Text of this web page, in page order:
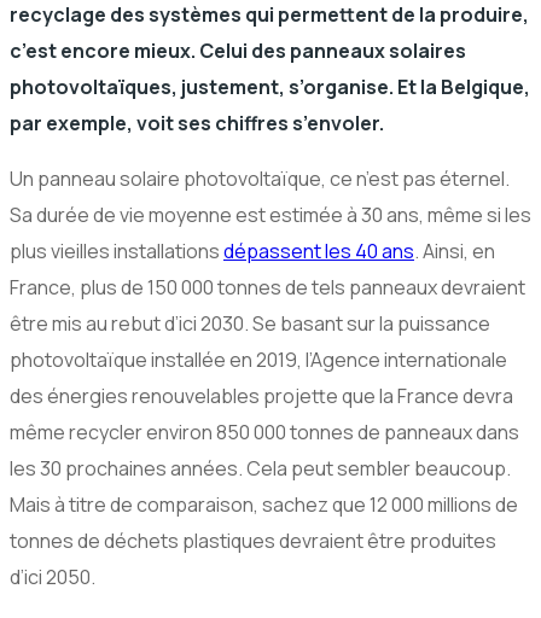
recyclage des systèmes qui permettent de la produire,
c’est encore mieux. Celui des panneaux solaires
photovoltaïques, justement, s’organise. Et la Belgique,
par exemple, voit ses chiffres s’envoler.
Un panneau solaire photovoltaïque, ce n’est pas éternel.
Sa durée de vie moyenne est estimée à 30 ans, même si les
plus vieilles installationsdépassent les 40 ans. Ainsi, en
France, plus de 150 000 tonnes de tels panneaux devraient
être mis au rebut d’ici 2030. Se basant sur la puissance
photovoltaïque installée en 2019, l’Agence internationale
des énergies renouvelables projette que la France devra
même recycler environ 850 000 tonnes de panneaux dans
les 30 prochaines années. Cela peut sembler beaucoup.
Mais à titre de comparaison, sachez que 12 000 millions de
tonnes de déchets plastiques devraient être produites
d’ici 2050.